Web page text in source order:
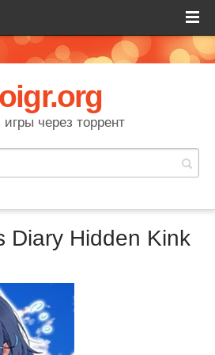
игры через торрент
Diary Hidden Kink